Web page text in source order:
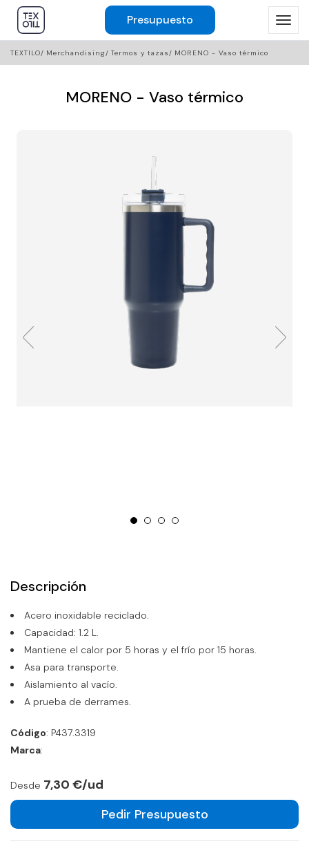
Presupuesto
TEXTILO Merchandising Termos y tazas MORENO - Vaso térmico
MORENO - Vaso térmico
Descripción
Acero inoxidable reciclado.
Capacidad: 1.2 L.
Mantiene el calor por 5 horas y el frío por 15 horas.
Asa para transporte.
Aislamiento al vacío.
A prueba de derrames.
Código: P437.3319
Marca:
Desde 7,30 €/ud
Pedir Presupuesto